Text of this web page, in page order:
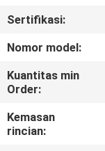
WISATA
PABRIK
KONTROL
KUALITAS
Sertifikasi:
Nomor model:
Kuantitas min
Order:
Kemasan
rincian: